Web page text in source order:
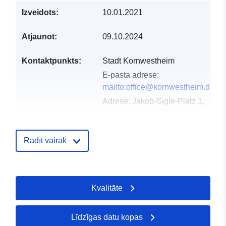
Izveidots: 10.01.2021
Atjaunot: 09.10.2024
Kontaktpunkts:
Stadt Kornwestheim
E-pasta adrese:
mailto:office@kornwestheim.de
Adrese: Jakob-Sigle-Platz 1,
Kataloga
Pievienots data.europa.eu: 21
2026
Jaunākā informācija par
25 July 2026
Rādīt vairāk
Kvalitāte
Līdzīgas datu kopas